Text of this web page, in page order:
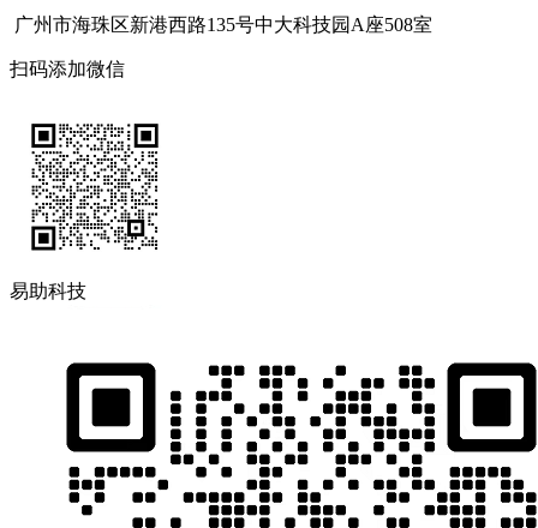
广州市海珠区新港西路135号中大科技园A座508室
扫码添加微信
易助科技